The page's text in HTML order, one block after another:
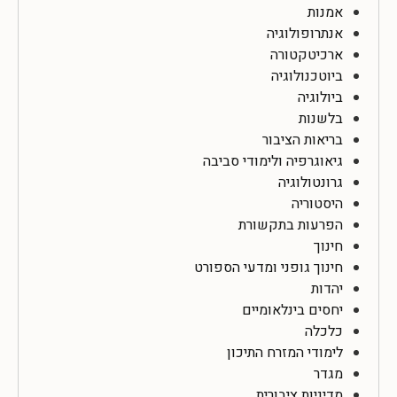
אמנות
אנתרופולוגיה
ארכיטקטורה
ביוטכנולוגיה
ביולוגיה
בלשנות
בריאות הציבור
גיאוגרפיה ולימודי סביבה
גרונטולוגיה
היסטוריה
הפרעות בתקשורת
חינוך
חינוך גופני ומדעי הספורט
יהדות
יחסים בינלאומיים
כלכלה
לימודי המזרח התיכון
מגדר